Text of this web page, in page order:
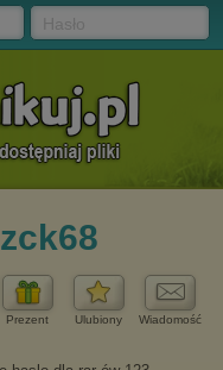
zck68
Prezent Ulubiony Wiadomość